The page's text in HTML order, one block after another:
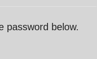
password below.